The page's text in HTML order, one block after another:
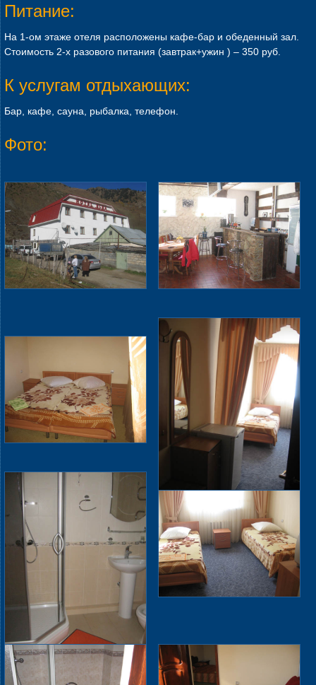
Питание:
На 1-ом этаже отеля расположены кафе-бар и обеденный зал.
Стоимость 2-х разового питания (завтрак+ужин ) – 350 руб.
К услугам отдыхающих:
Бар, кафе, сауна, рыбалка, телефон.
Фото: